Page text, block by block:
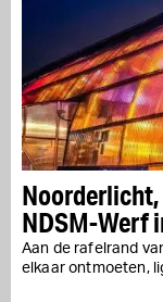
NDSM-Werf
Aan de rafelrand
elkaar ontmoeten,